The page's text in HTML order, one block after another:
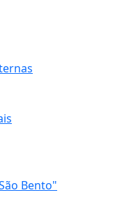
Bento"